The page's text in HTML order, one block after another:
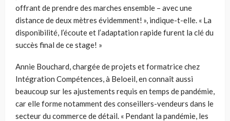
offrant de prendre des marches ensemble – avec une
distance de deux mètres évidemment! », indique-t-elle. « La
disponibilité, l’écoute et l’adaptation rapide furent la clé du
succès final de ce stage! »
Annie Bouchard, chargée de projets et formatrice chez
Intégration Compétences, à Beloeil, en connaît aussi
beaucoup sur les ajustements requis en temps de pandémie,
car elle forme notamment des conseillers-vendeurs dans le
secteur du commerce de détail. « Pendant la pandémie, les